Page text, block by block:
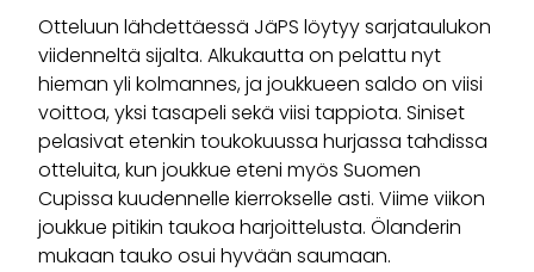
Otteluun lähdettäessä JäPS löytyy sarjataulukon
viidenneltä sijalta. Alkukautta on pelattu nyt
hieman yli kolmannes, ja joukkueen saldo on viisi
voittoa, yksi tasapeli sekä viisi tappiota. Siniset
pelasivat etenkin toukokuussa hurjassa tahdissa
otteluita, kun joukkue eteni myös Suomen
Cupissa kuudennelle kierrokselle asti. Viime viikon
joukkue pitikin taukoa harjoittelusta. Ölanderin
mukaan tauko osui hyvään saumaan.